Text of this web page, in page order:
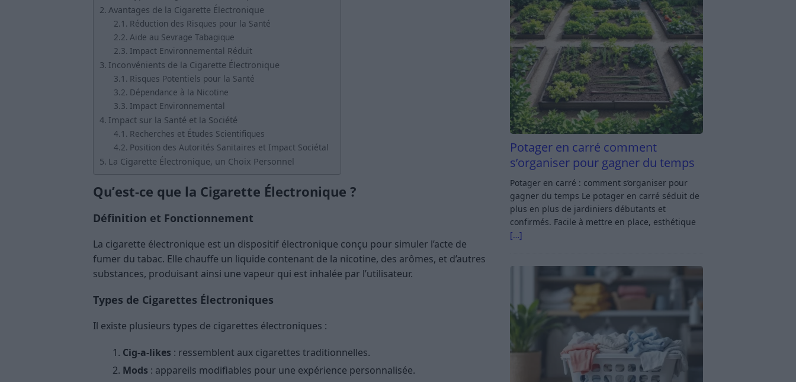
Avantages de la Cigarette Électronique
Réduction des Risques pour la Santé
Aide au Sevrage Tabagique
Impact Environnemental Réduit
Inconvénients de la Cigarette Électronique
Risques Potentiels pour la Santé
Dépendance à la Nicotine
Impact Environnemental
Impact sur la Santé et la Société
Recherches et Études Scientifiques
Position des Autorités Sanitaires et Impact Sociétal
La Cigarette Électronique, un Choix Personnel
Qu’est-ce que la Cigarette Électronique ?
Définition et Fonctionnement
La cigarette électronique est un dispositif électronique conçu pour simuler l’acte de
fumer du tabac. Elle chauffe un liquide contenant de la nicotine, des arômes, et d’autres
substances, produisant ainsi une vapeur qui est inhalée par l’utilisateur.
Types de Cigarettes Électroniques
Il existe plusieurs types de cigarettes électroniques :
Cig-a-likes : ressemblent aux cigarettes traditionnelles.
Mods : appareils modifiables pour une expérience personnalisée.
Potager en carré comment
s’organiser pour gagner du temps
Potager en carré : comment s’organiser pour
gagner du temps Le potager en carré séduit de
plus en plus de jardiniers débutants et
confirmés. Facile à mettre en place, esthétique
[…]